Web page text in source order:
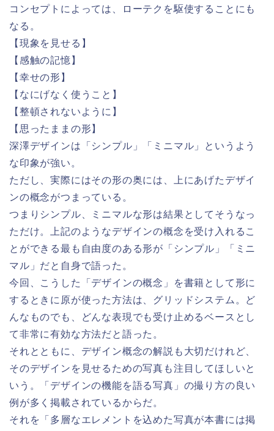
コンセプトによっては、ローテクを駆使することにも
なる。
【現象を見せる】
【感触の記憶】
【幸せの形】
【なにげなく使うこと】
【整頓されないように】
【思ったままの形】
深澤デザインは「シンプル」「ミニマル」というよう
な印象が強い。
ただし、実際にはその形の奥には、上にあげたデザイ
ンの概念がつまっている。
つまりシンプル、ミニマルな形は結果としてそうなっ
ただけ。上記のようなデザインの概念を受け入れるこ
とができる最も自由度のある形が「シンプル」「ミニ
マル」だと自身で語った。
今回、こうした「デザインの概念」を書籍として形に
するときに原が使った方法は、グリッドシステム。ど
んなものでも、どんな表現でも受け止めるベースとし
て非常に有効な方法だと語った。
それとともに、デザイン概念の解説も大切だけれど、
そのデザインを見せるための写真も注目してほしいと
いう。「デザインの機能を語る写真」の撮り方の良い
例が多く掲載されているからだ。
それを「多層なエレメントを込めた写真が本書には掲